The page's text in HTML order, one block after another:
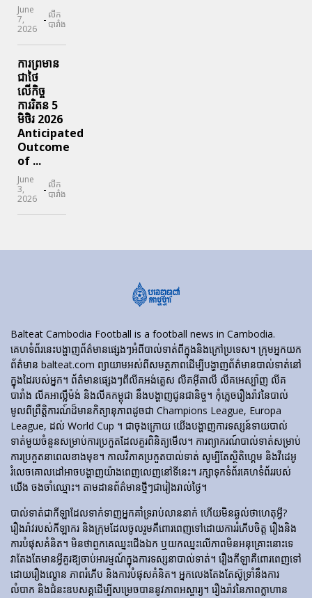
June
7,
2026
- លីក
បារាំង
ការព្រមាន
ជាថៃ
លើកិច្ច
ការរិតន 5
មិថិរ 2026
Anticipated
Outcome
of ...
June
3,
2026
- លីក
បារាំង
Balteat Cambodia Football is a football news in Cambodia.
គេហទំព័រ​នេះ​បង្ហាញ​ព័ត៌មាន​ផ្សេងៗ​អំពី​បាល់ទាត់​ពី​ក្នុង​និង​ក្រៅ​ប្រទេស។ ក្រុមអ្នកយក
ព័ត៌មាន balteat.com ព្យាយាមអស់ពីសមត្ថភាពដើម្បីបង្ហាញព័ត៌មានបាល់ទាត់នៅ
ក្នុងដៃរបស់អ្នក។ ព័ត៌មានផ្សេងៗពីលីគអង់គ្លេស លីគអ៊ីតាលី លីគអេស្ប៉ាញ លីគ
បារាំង លីគអាល្លឺម៉ង់ និងលីគកម្ពុជា នឹងបង្ហាញជូនជានិច្ច។ កុំភ្លេចរឿងរ៉ាវនៃបាល់
មូលពីព្រឹត្តិការណ៍ដ៏មានកិត្យានុភាពដូចជា Champions League, Europa
League, ដល់ World Cup ។ ជាចុងក្រោយ យើងបង្ហាញការទស្សន៍ទាយបាល់
ទាត់មួយចំនួនសម្រាប់ការប្រកួតដែលគួរពិនិត្យមើល។ ការព្យាករណ៍បាល់ទាត់សម្រាប់
ការប្រកួតនាពេលខាងមុខ។ កាលវិភាគប្រកួតបាល់ទាត់ សូម្បីតែស្ថិតិហ្គេម និងវីដេអូ
រំលេចគោលដៅអាចបង្ហាញយ៉ាងពេញលេញនៅទីនេះ។ រក្សាទុកទំព័រគេហទំព័ររបស់
យើង ចងចាំឈ្មោះ។ តាមដានព័ត៌មានថ្មីៗជារៀងរាល់ថ្ងៃ។
បាល់ទាត់​ជា​កីឡា​ដែល​ទាក់​ទាញ​អ្នក​គាំទ្រ​រាប់​លាន​នាក់ ហើយ​មិន​ឆ្ងល់​ថា​ហេតុអ្វី?
រឿងរ៉ាវ​របស់​កីឡាករ និង​ក្រុម​ដែល​ចូលរួម​គឺ​ពោរពេញ​ទៅ​ដោយ​ការ​រំភើប​ចិត្ត រឿង​និង​
ការ​បំផុស​គំនិត។ មិនថាពួកគេឈ្នះជើងឯក ឬយកឈ្នះលើភាពមិនអនុគ្រោះនោះទេ
វាតែងតែមានអ្វីគួរឱ្យចាប់អារម្មណ៍ក្នុងការទស្សនាបាល់ទាត់។ រឿង​កីឡា​គឺ​ពោរពេញ​ទៅ​
ដោយ​រឿង​ល្ខោន ភាព​រំភើប និង​ការ​បំផុស​គំនិត។ អ្នកលេងតែងតែស៊ូទ្រាំនឹងការ
លំបាក និងជំនះឧបសគ្គដើម្បីសម្រេចបាននូវភាពអស្ចារ្យ។ រឿងរ៉ាវនៃភាពក្លាហាន